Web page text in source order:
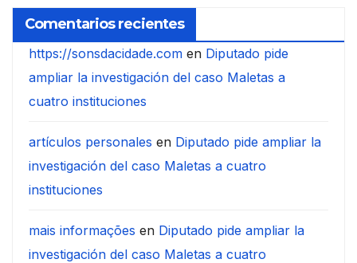
Comentarios recientes
https://sonsdacidade.com en Diputado pide
ampliar la investigación del caso Maletas a
cuatro instituciones
artículos personales en Diputado pide ampliar la
investigación del caso Maletas a cuatro
instituciones
mais informações en Diputado pide ampliar la
investigación del caso Maletas a cuatro